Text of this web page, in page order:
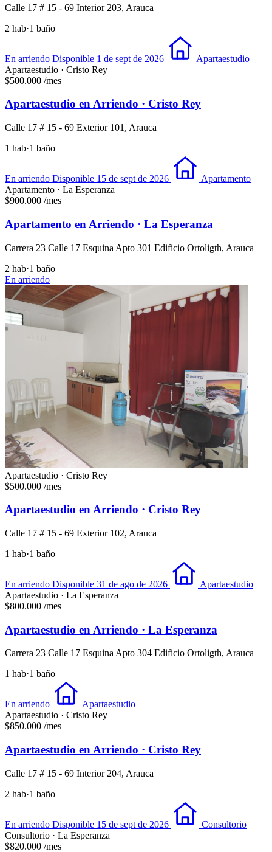
Calle 17 # 15 - 69 Interior 203, Arauca
2 hab·1 baño
En arriendo Disponible 1 de sept de 2026
Apartaestudio
Apartaestudio · Cristo Rey
$500.000 /mes
Apartaestudio en Arriendo · Cristo Rey
Calle 17 # 15 - 69 Exterior 101, Arauca
1 hab·1 baño
En arriendo Disponible 15 de sept de 2026
Apartamento
Apartamento · La Esperanza
$900.000 /mes
Apartamento en Arriendo · La Esperanza
Carrera 23 Calle 17 Esquina Apto 301 Edificio Ortoligth, Arauca
2 hab·1 baño
En arriendo
Apartaestudio · Cristo Rey
$500.000 /mes
Apartaestudio en Arriendo · Cristo Rey
Calle 17 # 15 - 69 Exterior 102, Arauca
1 hab·1 baño
En arriendo Disponible 31 de ago de 2026
Apartaestudio
Apartaestudio · La Esperanza
$800.000 /mes
Apartaestudio en Arriendo · La Esperanza
Carrera 23 Calle 17 Esquina Apto 304 Edificio Ortoligth, Arauca
1 hab·1 baño
En arriendo
Apartaestudio
Apartaestudio · Cristo Rey
$850.000 /mes
Apartaestudio en Arriendo · Cristo Rey
Calle 17 # 15 - 69 Interior 204, Arauca
2 hab·1 baño
En arriendo Disponible 15 de sept de 2026
Consultorio
Consultorio · La Esperanza
$820.000 /mes